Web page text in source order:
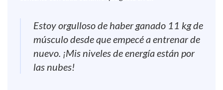
Estoy orgulloso de haber ganado 11 kg de
músculo desde que empecé a entrenar de
nuevo. ¡Mis niveles de energía están por
las nubes!